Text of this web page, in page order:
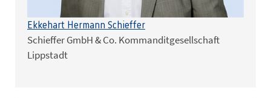
Ekkehart Hermann Schieffer
Schieffer GmbH & Co. Kommanditgesellschaft
Lippstadt